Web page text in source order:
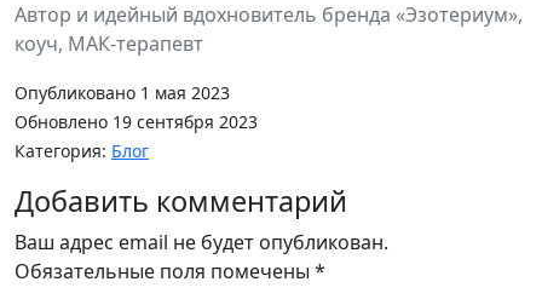
Автор и идейный вдохновитель бренда «Эзотериум»,
коуч, МАК-терапевт
Опубликовано 1 мая 2023
Обновлено 19 сентября 2023
Категория: Блог
Добавить комментарий
Ваш адрес email не будет опубликован.
Обязательные поля помечены *